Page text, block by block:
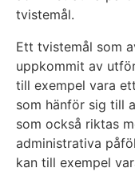
tvistemål.
Ett tvistemål som
uppkommit av
till exempel vara
som hänför sig till
som också riktas
administrativa
kan till exempel